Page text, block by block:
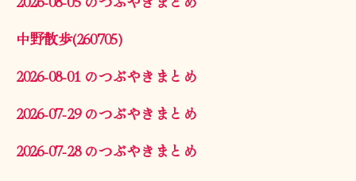
中野散歩(260705)
2026-08-01 のつぶやきまとめ
2026-07-29 のつぶやきまとめ
2026-07-28 のつぶやきまとめ